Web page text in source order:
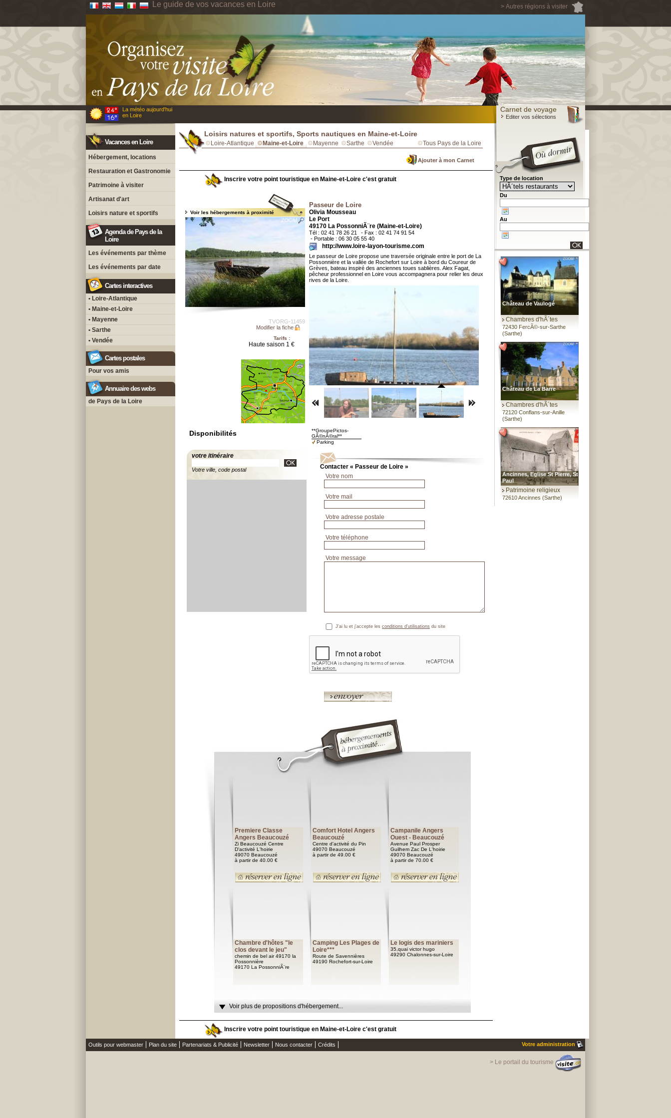
> Autres régions à visiter
Le guide de vos vacances en Loire
La météo aujourd'hui
en Loire
Carnet de voyage
Editer vos sélections
Vacances en Loire
Hébergement, locations
Restauration et Gastronomie
Patrimoine à visiter
Artisanat d'art
Loisirs nature et sportifs
Agenda de Pays de la
Loire
Les événements par thème
Les événements par date
Cartes interactives
• Loire-Atlantique
• Maine-et-Loire
• Mayenne
• Sarthe
• Vendée
Cartes postales
Pour vos amis
Annuaire des webs
de Pays de la Loire
Loisirs natures et sportifs, Sports nautiques en Maine-et-Loire
Loire-Atlantique Maine-et-Loire Mayenne Sarthe Vendée Tous Pays de la Loire
Ajouter à mon Carnet
Inscrire votre point touristique en Maine-et-Loire c'est gratuit
Voir les hébergements à proximité
TVORG-11459
Modifier la fiche
Tarifs :
Haute saison 1 €
Disponibilités
votre itinéraire
Votre ville, code postal
Passeur de Loire
Olivia Mousseau
Le Port
49170 La PossonniÃ¨re (Maine-et-Loire)
Tél : 02 41 78 26 21
- Fax : 02 41 74 91 54
- Portable : 06 30 05 55 40
http://www.loire-layon-tourisme.com
Le passeur de Loire propose une traversée originale entre le port de La
Possonnière et la vallée de Rochefort sur Loire à bord du Coureur de
Grèves, bateau inspiré des anciennes toues sablières. Alex Fagat,
pêcheur professionnel en Loire vous accompagnera pour relier les deux
rives de la Loire.
**GroupePictos-
GÃ©nÃ©ral**
Parking
Contacter « Passeur de Loire »
Votre nom
Votre mail
Votre adresse postale
Votre téléphone
Votre message
J'ai lu et j'accepte les conditions d'utilisations du site
Premiere Classe
Angers Beaucouzé
Zi Beaucouzé Centre
D'activité L'hoirie
49070 Beaucouzé
à partir de 40.00 €
Comfort Hotel Angers
Beaucouzé
Centre d'activité du Pin
49070 Beaucouzé
à partir de 49.00 €
Campanile Angers
Ouest - Beaucouzé
Avenue Paul Prosper
Guilhem Zac De L'hoirie
49070 Beaucouzé
à partir de 70.00 €
Chambre d'hôtes "le
clos devant le jeu"
chemin de bel air 49170 la
Possonnière
49170 La PossonniÃ¨re
Camping Les Plages de
Loire***
Route de Savennières
49190 Rochefort-sur-Loire
Le logis des mariniers
35,quai victor hugo
49290 Chalonnes-sur-Loire
Voir plus de propositions d'hébergement...
Inscrire votre point touristique en Maine-et-Loire c'est gratuit
Type de location
Du
Au
Château de Vaulogé
Chambres d'hÃ´tes
72430 FercÃ©-sur-Sarthe
(Sarthe)
Château de La Barre
Chambres d'hÃ´tes
72120 Conflans-sur-Anille
(Sarthe)
Ancinnes, Eglise St Pierre, St
Paul
Patrimoine religieux
72610 Ancinnes (Sarthe)
Outils pour webmaster Plan du site Partenariats & Publicité Newsletter Nous contacter Crédits Votre administration
> Le portail du tourisme